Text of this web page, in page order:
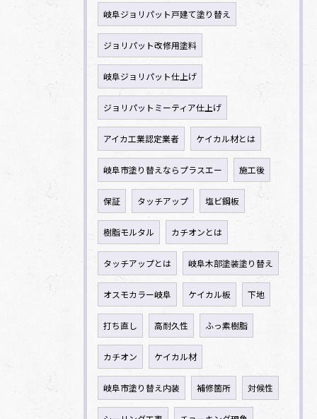
岐阜ジョリパット戸建て塗り替え
ジョリパット改修用塗料
岐阜ジョリパット仕上げ
ジョリパットミーティア仕上げ
アイカ工業認定業者 ケイカル材とは
岐阜市塗り替えならプラスエー 施工後
保証 タッチアップ 塩ビ鋼板
樹脂モルタル カチオンとは
タッチアップとは 岐阜木部塗装塗り替え
オスモカラー岐阜 ケイカル板 下地
打ち直し 高耐久性 ふっ素樹脂
カチオン ケイカル材
岐阜市塗り替え内装 補修箇所 対候性